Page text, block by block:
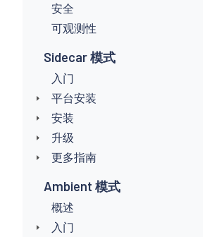
安全
可观测性
Sidecar 模式
入门
平台安装
安装
升级
更多指南
Ambient 模式
概述
入门